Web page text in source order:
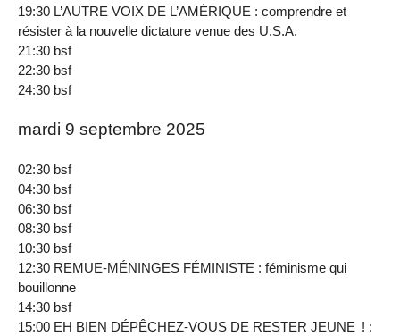
19:30 L’AUTRE VOIX DE L’AMÉRIQUE : comprendre et
résister à la nouvelle dictature venue des U.S.A.
21:30 bsf
22:30 bsf
24:30 bsf
mardi 9 septembre 2025
02:30 bsf
04:30 bsf
06:30 bsf
08:30 bsf
10:30 bsf
12:30 REMUE-MÉNINGES FÉMINISTE : féminisme qui
bouillonne
14:30 bsf
15:00 EH BIEN DÉPÊCHEZ-VOUS DE RESTER JEUNE ! :